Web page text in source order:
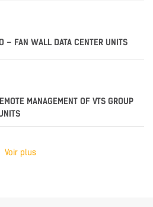
– FAN WALL DATA CENTER UNITS
MANAGEMENT OF VTS GROUP
Voir plus